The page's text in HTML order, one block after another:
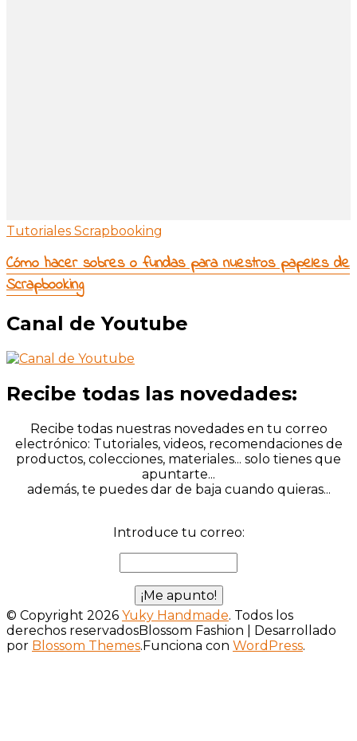
Tutoriales Scrapbooking
Cómo hacer sobres o fundas para nuestros papeles de
Scrapbooking
Canal de Youtube
Recibe todas las novedades:
Recibe todas nuestras novedades en tu correo
electrónico: Tutoriales, videos, recomendaciones de
productos, colecciones, materiales... solo tienes que
apuntarte...
además, te puedes dar de baja cuando quieras...
Introduce tu correo:
© Copyright 2026 Yuky Handmade. Todos los
derechos reservadosBlossom Fashion | Desarrollado
por Blossom Themes.Funciona con WordPress.